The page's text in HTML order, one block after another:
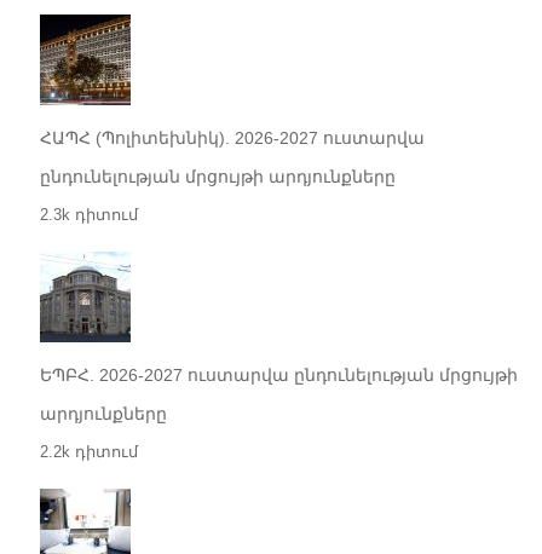
ՀԱՊՀ (Պոլիտեխնիկ). 2026-2027 ուստարվա
ընդունելության մրցույթի արդյունքները
2.3k դիտում
ԵՊԲՀ. 2026-2027 ուստարվա ընդունելության մրցույթի
արդյունքները
2.2k դիտում